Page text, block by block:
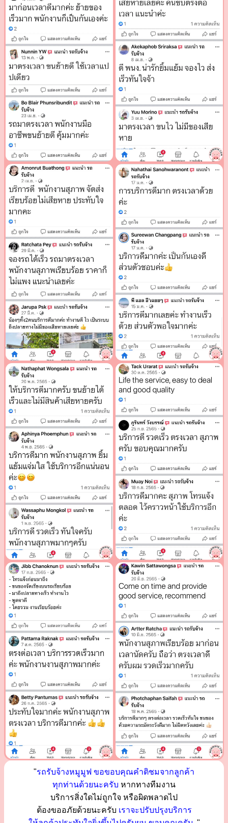
"รถรับจ้างหมูมูฟ ขอขอบคุณคำติชมจากลูกค้า
ทุกท่านด้วยนะครับ หากทางทีมงาน
บริการสิ่งใดไม่ถูกใจ หรือผิดพลาดไป
ต้องขออภัยด้วยนะครับ เราจะปรับปรุงบริการ